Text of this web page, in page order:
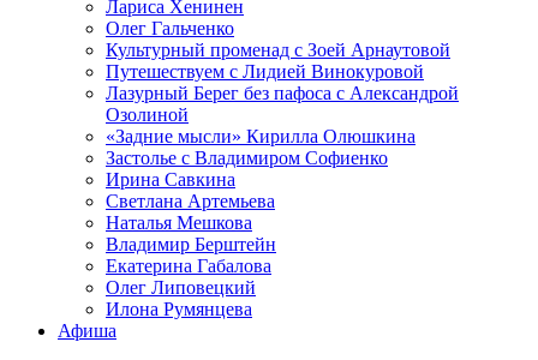
Лариса Хенинен
Олег Гальченко
Культурный променад с Зоей Арнаутовой
Путешествуем с Лидией Винокуровой
Лазурный Берег без пафоса с Александрой
Озолиной
«Задние мысли» Кирилла Олюшкина
Застолье с Владимиром Софиенко
Ирина Савкина
Светлана Артемьева
Наталья Мешкова
Владимир Берштейн
Екатерина Габалова
Олег Липовецкий
Илона Румянцева
Афиша